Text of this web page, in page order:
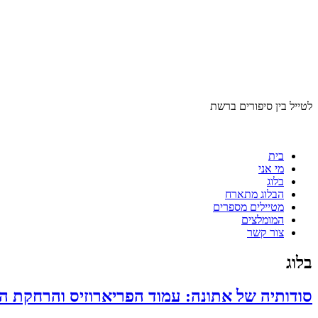
לטייל בין סיפורים ברשת
בית
מי אני
בלוג
הבלוג מתארח
מטיילים מספרים
המומלצים
צור קשר
בלוג
סודותיה של אתונה: עמוד הפריארוזיס והרחקת